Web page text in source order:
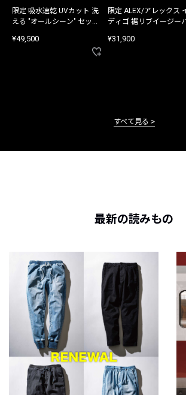
限定 吸水速乾 UVカット 洗
える "オールシーン" セット
¥49,500
限定 ALEX/アレックス
ディゴ 裾リブイージーパ
¥31,900
すべて見る
最新の読みもの